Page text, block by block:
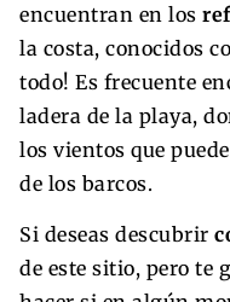
encuentran en los
la costa, conocidos
todo! Es frecuente
ladera de la playa,
los vientos que
de los barcos.
Si deseas descubrir
de este sitio, pero te